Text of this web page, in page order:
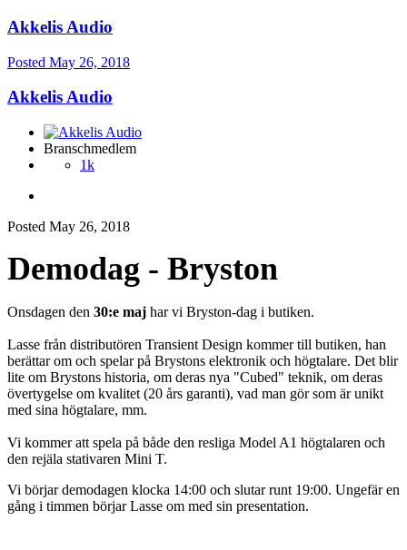
Akkelis Audio
Posted May 26, 2018
Akkelis Audio
Branschmedlem
1k
Posted May 26, 2018
Demodag - Bryston
Onsdagen den 30:e maj har vi Bryston-dag i butiken.
Lasse från distributören Transient Design kommer till butiken, han
berättar om och spelar på Brystons elektronik och högtalare. Det blir
lite om Brystons historia, om deras nya "Cubed" teknik, om deras
övertygelse om kvalitet (20 års garanti), vad man gör som är unikt
med sina högtalare, mm.
Vi kommer att spela på både den resliga Model A1 högtalaren och
den rejäla stativaren Mini T.
Vi börjar demodagen klocka 14:00 och slutar runt 19:00. Ungefär en
gång i timmen börjar Lasse om med sin presentation.